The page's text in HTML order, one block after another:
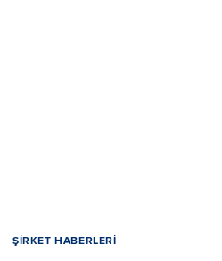
ŞIRKET HABERLERI